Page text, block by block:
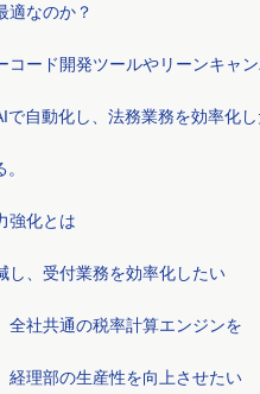
適なのか？
コード開発ツールやリーンキャ
で自動化し、法務業務を効率化
強化とは
し、受付業務を効率化したい
全社共通の税率計算エンジンを
経理部の生産性を向上させたい